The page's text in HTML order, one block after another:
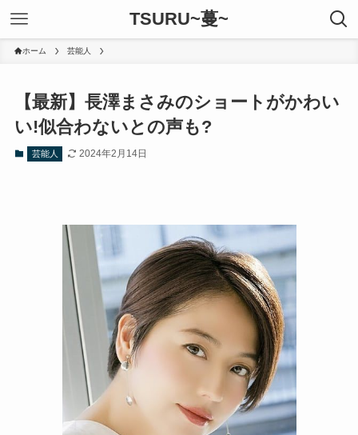
TSURU~蔓~
ホーム 芸能人
【最新】長澤まさみのショートがかわい
い!似合わないとの声も?
芸能人 2024年2月14日